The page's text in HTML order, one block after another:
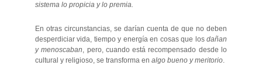
sistema lo propicia y lo premia.
En otras circunstancias, se darían cuenta de que no deben
desperdiciar vida, tiempo y energía en cosas que los dañan
y menoscaban , pero, cuando está recompensado desde lo
cultural y religioso, se transforma en algo bueno y meritorio